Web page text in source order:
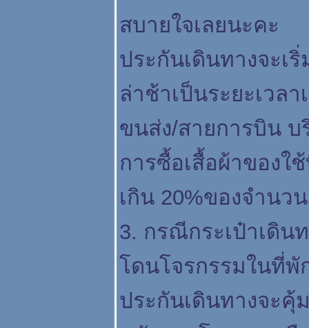
สบายใจเลยนะคะ
ประกันเดินทางจะเ
ล่าช้าเป็นระยะเวล
ขนส่ง/สายการบิน บ
การซื้อเสื้อผ้าของใ
เกิน 20%ของจำน
3. กรณีกระเป๋าเดิน
ดนโจรกรรมในที่พั
ประกันเดินทางจะคุ้